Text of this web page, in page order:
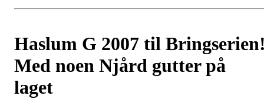
Haslum G 2007 til
Med noen Njård gutter på
laget